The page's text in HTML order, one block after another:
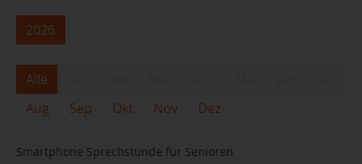
2026
Alle
Aug
Sep Okt Nov Dez
Smartphone Sprechstunde für Senioren